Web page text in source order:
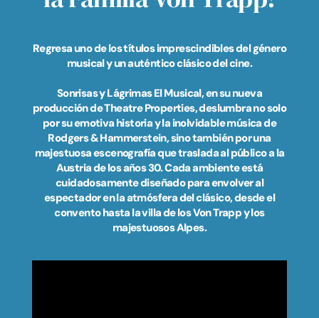
Regresa uno de los títulos imprescindibles del género
musical y un auténtico clásico del cine.
Sonrisas y Lágrimas El Musical, en su nueva
producción de Theatre Properties, deslumbra no solo
por su emotiva historia y la inolvidable música de
Rodgers & Hammerstein, sino también por una
majestuosa escenografía que traslada al público a la
Austria de los años 30. Cada ambiente está
cuidadosamente diseñado para envolver al
espectador en la atmósfera del clásico, desde el
convento hasta la villa de los Von Trapp y los
majestuosos Alpes.